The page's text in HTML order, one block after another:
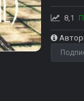
8,1